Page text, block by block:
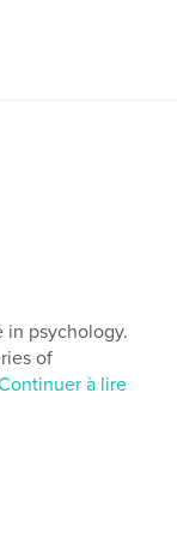
in psychology.
of
à lire